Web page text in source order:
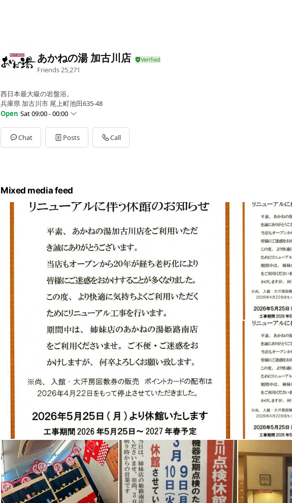
あかねの湯 加古川店
Friends 25,271
西日本最大級の岩盤浴。
兵庫県 加古川市 尾上町池田635-48
Open Sat 09:00 - 00:00
Sun09:00 - 00:00
Mon09:00 - 00:00
Tue
09:00 - 00:00
朝9時～夜12時まで(最終受付／夜11時まで)
Chat Posts Call
Mixed media feed